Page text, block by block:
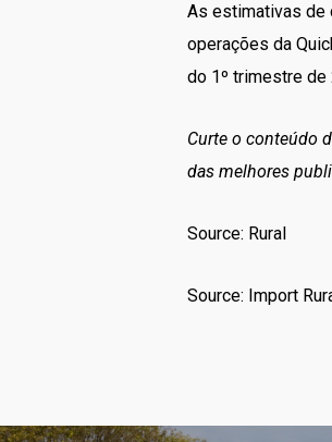
As estimativas de
operações da
do 1º trimestre de
Curte o conteúdo
das melhores
Source: Rural
Source: Import